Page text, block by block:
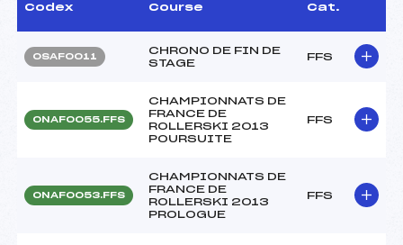
Codex Course Cat.
OSAF0011
CHRONO DE FIN DE
STAGE
FFS
ONAF0055.FFS
CHAMPIONNATS DE
FRANCE DE
ROLLERSKI 2013
POURSUITE
FFS
ONAF0053.FFS
CHAMPIONNATS DE
FRANCE DE
ROLLERSKI 2013
PROLOGUE
FFS